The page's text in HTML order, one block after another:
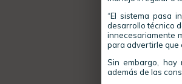
“El sistema pasa
desarrollo técnico
innecesariamente
para advertirle que
Sin embargo, hay
además de las